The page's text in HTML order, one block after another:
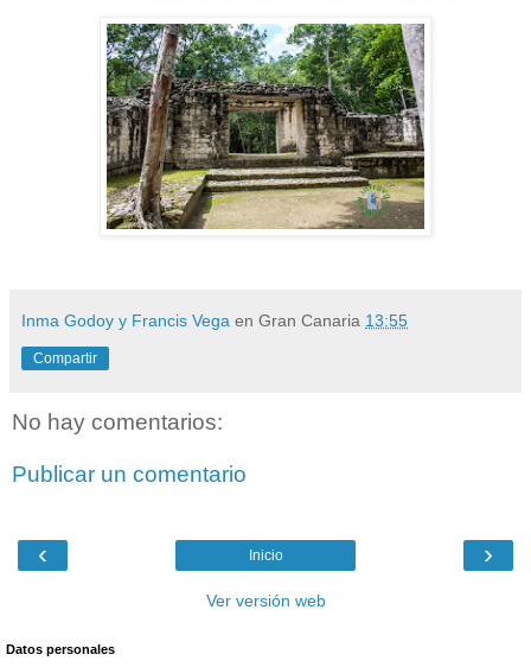
Inma Godoy y Francis Vega en Gran Canaria 13:55
Compartir
No hay comentarios:
Publicar un comentario
‹ ›
Inicio
Ver versión web
Datos personales